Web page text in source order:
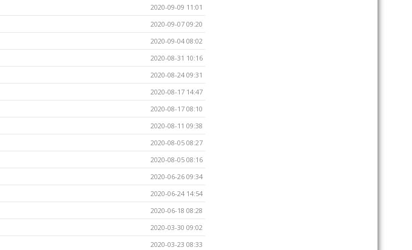
2020-09-09 11:01
2020-09-07 09:20
2020-09-04 08:02
2020-08-31 10:16
2020-08-24 09:31
2020-08-17 14:47
2020-08-17 08:10
2020-08-11 09:38
2020-08-05 08:27
2020-08-05 08:16
2020-06-26 09:34
2020-06-24 14:54
2020-06-18 08:28
2020-03-30 09:02
2020-03-23 08:33